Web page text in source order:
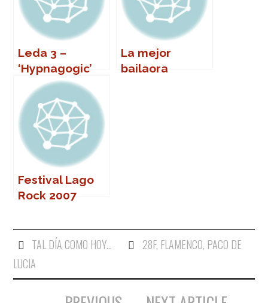
Leda 3 –
‘Hypnagogic’
La mejor
bailaora
Festival Lago
Rock 2007
TAL DÍA COMO HOY... 28F, FLAMENCO, PACO DE
LUCIA